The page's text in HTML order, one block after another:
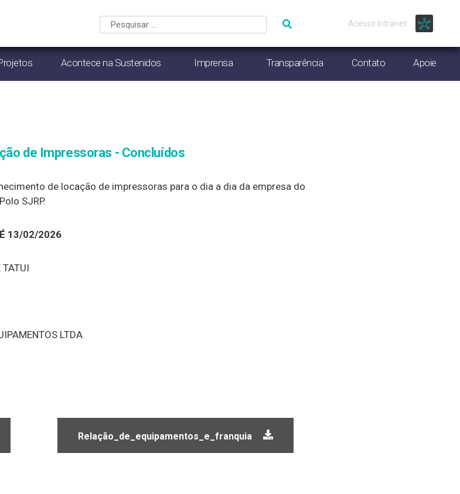
Acontece na Sustenidos Imprensa Transparência Contato Apoie
Acesso Intranet
de Impressoras - Concluídos
de locação de impressoras para o dia a dia da empresa do
SJRP.
13/02/2026
TATUI
LTDA
Relação_de_equipamentos_e_franquia